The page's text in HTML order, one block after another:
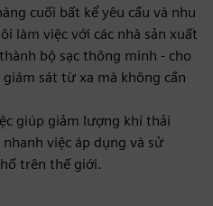
cuối bất kể yêu cầu và nhu
làm việc với các nhà sản xuất
bộ sạc thông minh - cho
sát từ xa mà không cần
giúp giảm lượng khí thải
việc áp dụng và sử
trên thế giới.